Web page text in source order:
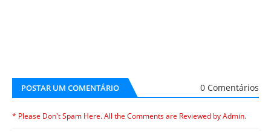
POSTAR UM COMENTÁRIO 0 Comentários
* Please Don't Spam Here. All the Comments are Reviewed by Admin.